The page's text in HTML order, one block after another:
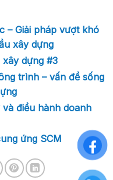
– Giải pháp vượt khó
xây dựng
dựng #3
trình – vấn đề sống
điều hành doanh
ứng SCM